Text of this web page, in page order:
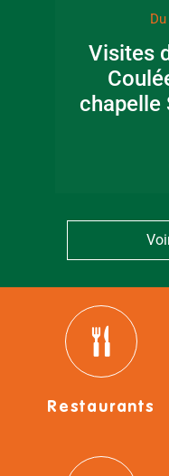
Du
Visites
chapelle
Restaurants